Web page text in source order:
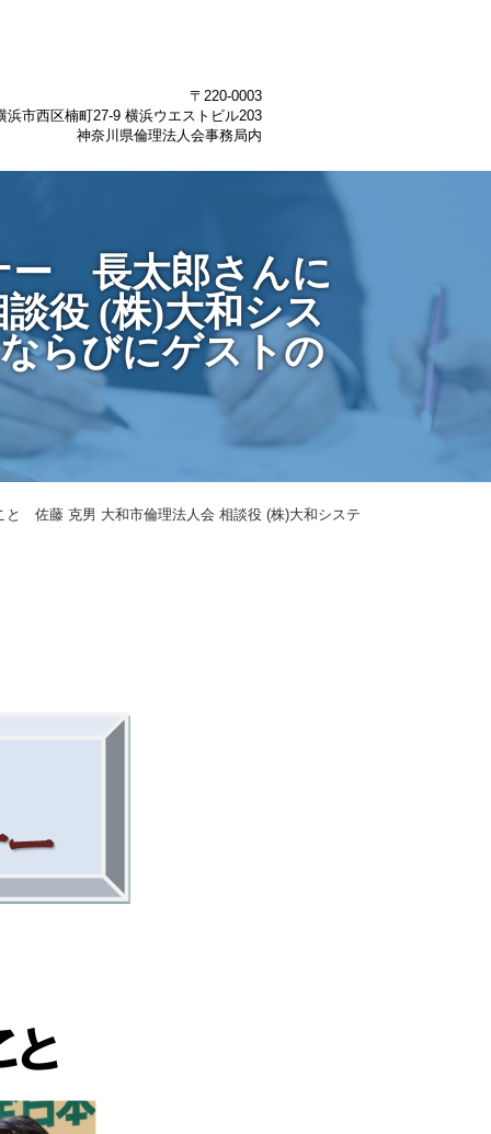
〒220-0003
浜市西区楠町27-9 横浜ウエストビル203
神奈川県倫理法人会事務局内
ー 長太郎さんに
役 (株)大和シス
らびにゲストの
佐藤 克男 大和市倫理法人会 相談役 (株)大和システ